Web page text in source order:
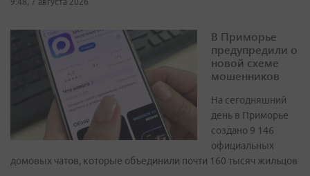
9:48, 7 августа 2026
В Приморье
предупредили о
новой схеме
мошенников
На сегодняшний
день в Приморье
создано 9 146
официальных
домовых чатов, которые объединили почти 160 тысяч жильцов